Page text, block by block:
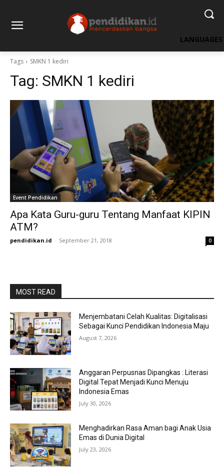
LANGUAGES
Tags SMKN 1 kediri
Tag: SMKN 1 kediri
Event Pendidikan
Apa Kata Guru-guru Tentang Manfaat KIPIN
ATM?
pendidikan.id - September 21, 2018 0
MOST READ
Menjembatani Celah Kualitas: Digitalisasi
Sebagai Kunci Pendidikan Indonesia Maju
August 7, 2026
Anggaran Perpusnas Dipangkas : Literasi
Digital Tepat Menjadi Kunci Menuju
Indonesia Emas
July 30, 2026
Menghadirkan Rasa Aman bagi Anak Usia
Emas di Dunia Digital
July 23, 2026